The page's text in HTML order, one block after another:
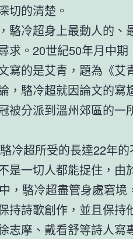
切的清楚。
駱冷超身上最動人的、
求。20世紀50年月中
寫的是艾青，題為《艾
，駱冷超就因論文的寫
被分派到溫州郊區的一
冷超所受的長達22年
是一切人都能捉住，由
，駱冷超盡管身處窘境
持詩歌創作，並且保持
志摩、戴看舒等詩人寫